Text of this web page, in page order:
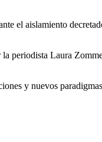
el aislamiento
periodista Laura
y nuevos